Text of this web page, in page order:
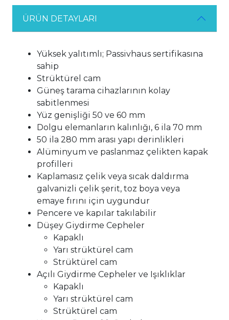
ÜRÜN DETAYLARI
Yüksek yalıtımlı; Passivhaus sertifikasına
sahip
Strüktürel cam
Güneş tarama cihazlarının kolay
sabitlenmesi
Yüz genişliği 50 ve 60 mm
Dolgu elemanların kalınlığı, 6 ila 70 mm
50 ila 280 mm arası yapı derinlikleri
Alüminyum ve paslanmaz çelikten kapak
profilleri
Kaplamasız çelik veya sıcak daldırma
galvanizli çelik şerit, toz boya veya
emaye fırını için uygundur
Pencere ve kapılar takılabilir
Düşey Giydirme Cepheler
Kapaklı
Yarı strüktürel cam
Strüktürel cam
Açılı Giydirme Cepheler ve Işıklıklar
Kapaklı
Yarı strüktürel cam
Strüktürel cam